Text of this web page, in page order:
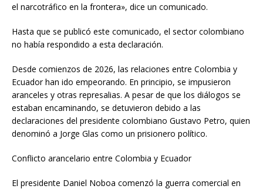
el narcotráfico en la frontera», dice un comunicado.
Hasta que se publicó este comunicado, el sector colombiano
no había respondido a esta declaración.
Desde comienzos de 2026, las relaciones entre Colombia y
Ecuador han ido empeorando. En principio, se impusieron
aranceles y otras represalias. A pesar de que los diálogos se
estaban encaminando, se detuvieron debido a las
declaraciones del presidente colombiano Gustavo Petro, quien
denominó a Jorge Glas como un prisionero político.
Conflicto arancelario entre Colombia y Ecuador
El presidente Daniel Noboa comenzó la guerra comercial en